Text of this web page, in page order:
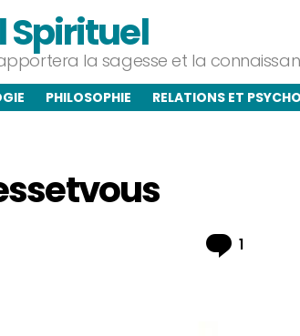
Spirituel
la sagesse et la
PHILOSOPHIE RELATIONS ET
1